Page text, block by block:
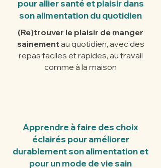
pour allier santé et plaisir dans
son alimentation du quotidien
(Re)trouver le plaisir de manger
sainement au quotidien, avec des
repas faciles et rapides, au travail
comme à la maison
Apprendre à faire des choix
éclairés pour améliorer
durablement son alimentation et
pour un mode de vie sain